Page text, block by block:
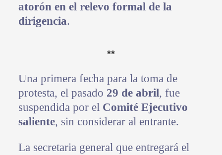
atorón en el relevo formal de la
dirigencia.
**
Una primera fecha para la toma de
protesta, el pasado 29 de abril, fue
suspendida por el Comité Ejecutivo
saliente, sin considerar al entrante.
La secretaria general que entregará el